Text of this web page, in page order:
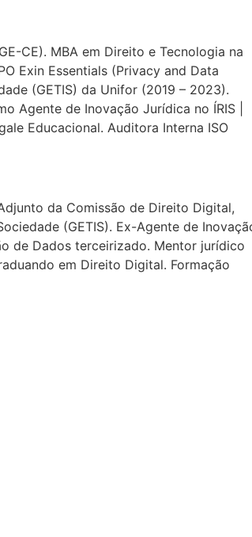
CE). MBA em Direito e Tecnologia na
Exin Essentials (Privacy and Data
(GETIS) da Unifor (2019 – 2023).
Agente de Inovação Jurídica no ÍRIS |
Educacional. Auditora Interna ISO
da Comissão de Direito Digital,
(GETIS). Ex-Agente de
de Dados terceirizado. Mentor jurídico
em Direito Digital. Formação